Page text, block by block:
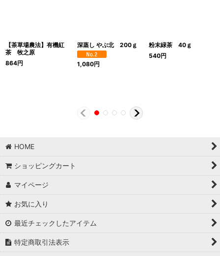
【茶草場農法】有機紅
茶 牧之原
864円
深蒸し やぶ北 200ｇ
1,080円
粉末緑茶 40ｇ
540円
HOME
ショッピングカート
マイページ
お気に入り
最近チェックしたアイテム
特定商取引法表示